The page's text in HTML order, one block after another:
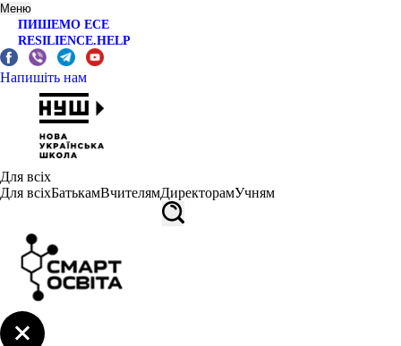
Меню
ПИШЕМО ЕСЕ
RESILIENCE.HELP
Напишіть нам
Для всіх
Для всіхБатькамВчителямДиректорамУчням